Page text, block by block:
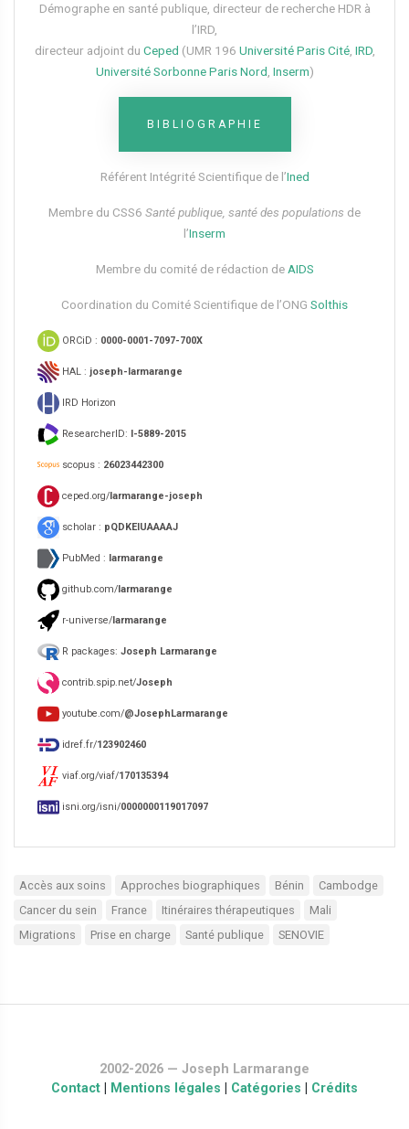
Démographe en santé publique, directeur de recherche HDR à
l’IRD,
directeur adjoint du Ceped (UMR 196 Université Paris Cité, IRD,
Université Sorbonne Paris Nord Inserm)
BIBLIOGRAPHIE
Référent Intégrité Scientifique de l’Ined
Membre du CSS6​ Santé publique, santé des populations de
l’Inserm
Membre du comité de rédaction de AIDS
Coordination du Comité Scientifique de l’ONG Solthis
ORCiD : 0000-0001-7097-700X
HAL : joseph-larmarange
IRD Horizon
ResearcherID: I-5889-2015
scopus : 26023442300
ceped.org/larmarange-joseph
scholar : pQDKEIUAAAAJ
PubMed : larmarange
github.com/larmarange
r-universe/larmarange
R packages: Joseph Larmarange
contrib.spip.net/Joseph
youtube.com/@JosephLarmarange
idref.fr/123902460
viaf.org/viaf/170135394
isni.org/isni/0000000119017097
Accès aux soins Approches biographiques Bénin
Cambodge
Cancer du sein
France Itinéraires thérapeutiques
Mali
Migrations
Prise en charge Santé publique SENOVIE
2002-2026 — Joseph Larmarange
Contact
Mentions légales Catégories Crédits